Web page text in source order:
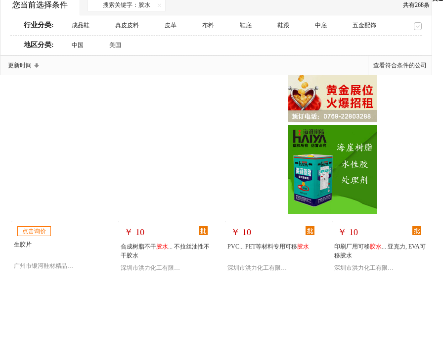
您当前选择条件 搜索关键字：胶水 共有268条
行业分类: 成品鞋 真皮皮料 皮革 布料 鞋底 鞋跟 中底 五金配饰
鞋材辅料
地区分类: 中国 美国
更新时间 查看符合条件的公司
点击询价
生胶片
广州市银河鞋材精品商行
￥ 10
合成树脂不干胶水... 不拉丝油性不
干胶水
深圳市洪力化工有限公司业务部
￥ 10
PVC... PET等材料专用可移胶水
深圳市洪力化工有限公司业务部
￥ 10
印刷厂用可移胶水... 亚克力, EVA可
移胶水
深圳市洪力化工有限公司业务部